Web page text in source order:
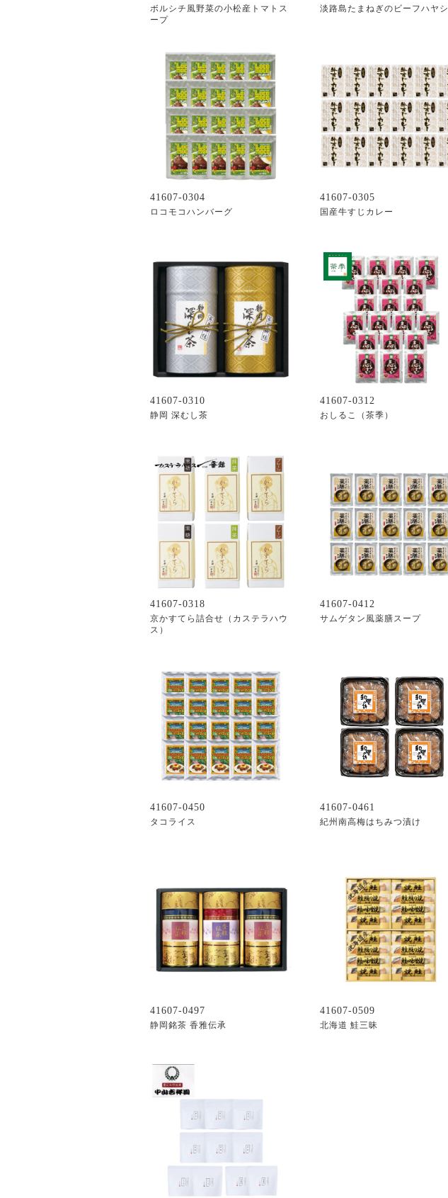
ボルシチ風野菜の小松産トマトス
ープ
淡路島たまねぎのビーフハヤシ
41607-0304
ロコモコハンバーグ
41607-0305
国産牛すじカレー
41607-0310
静岡 深むし茶
41607-0312
おしるこ（茶季）
41607-0318
京かすてら詰合せ（カステラハウ
ス）
41607-0412
サムゲタン風薬膳スープ
41607-0450
タコライス
41607-0461
紀州南高梅はちみつ漬け
41607-0497
静岡銘茶 香雅伝承
41607-0509
北海道 鮭三昧